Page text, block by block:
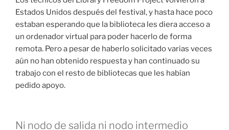
Estados Unidos después del festival, y hasta hace poco
estaban esperando que la biblioteca les diera acceso a
un ordenador virtual para poder hacerlo de forma
remota. Pero a pesar de haberlo solicitado varias veces
aún no han obtenido respuesta y han continuado su
trabajo con el resto de bibliotecas que les habían
pedido apoyo.
Ni nodo de salida ni nodo intermedio